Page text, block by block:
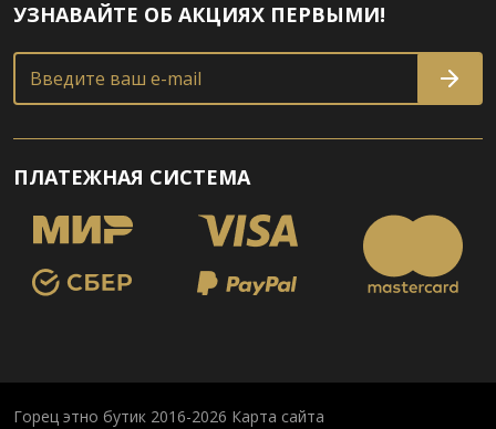
УЗНАВАЙТЕ ОБ АКЦИЯХ ПЕРВЫМИ!
Введите ваш e-mail
ПЛАТЕЖНАЯ СИСТЕМА
Горец этно бутик 2016-2026 Карта сайта